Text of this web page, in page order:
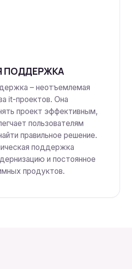
ПОДДЕРЖКА
– неотъемлемая
it-проектов. Она
проект эффективным,
пользователям
правильное решение.
поддержка
и постоянное
продуктов.